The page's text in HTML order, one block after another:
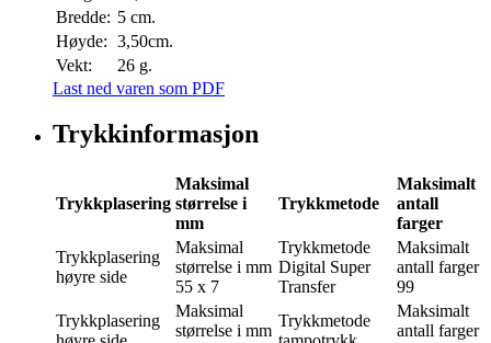
Bredde: 5 cm.
Høyde: 3,50cm.
Vekt:
26 g.
Last ned varen som PDF
Trykkinformasjon
Trykkplasering
Maksimal
størrelse i
mm
Trykkmetode
Maksimalt
antall
farger
Trykkplasering
høyre side
Maksimal
størrelse i mm
55 x 7
Trykkmetode
Digital Super
Transfer
Maksimalt
antall farger
99
Trykkplasering
Maksimal
størrelse i mm
Trykkmetode
Maksimalt
antall farger